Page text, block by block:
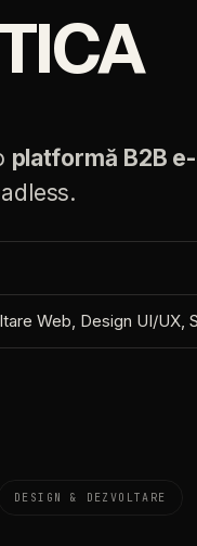
platformă B2B
Web, Design UI/UX,
DESIGN & DEZVOLTARE